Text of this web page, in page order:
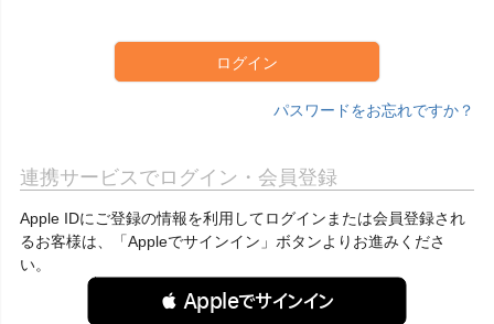
ログイン
パスワードをお忘れですか？
連携サービスでログイン・会員登録
Apple IDにご登録の情報を利用してログインまたは会員登録され
るお客様は、「Appleでサインイン」ボタンよりお進みくださ
い。
 Appleでサインイン